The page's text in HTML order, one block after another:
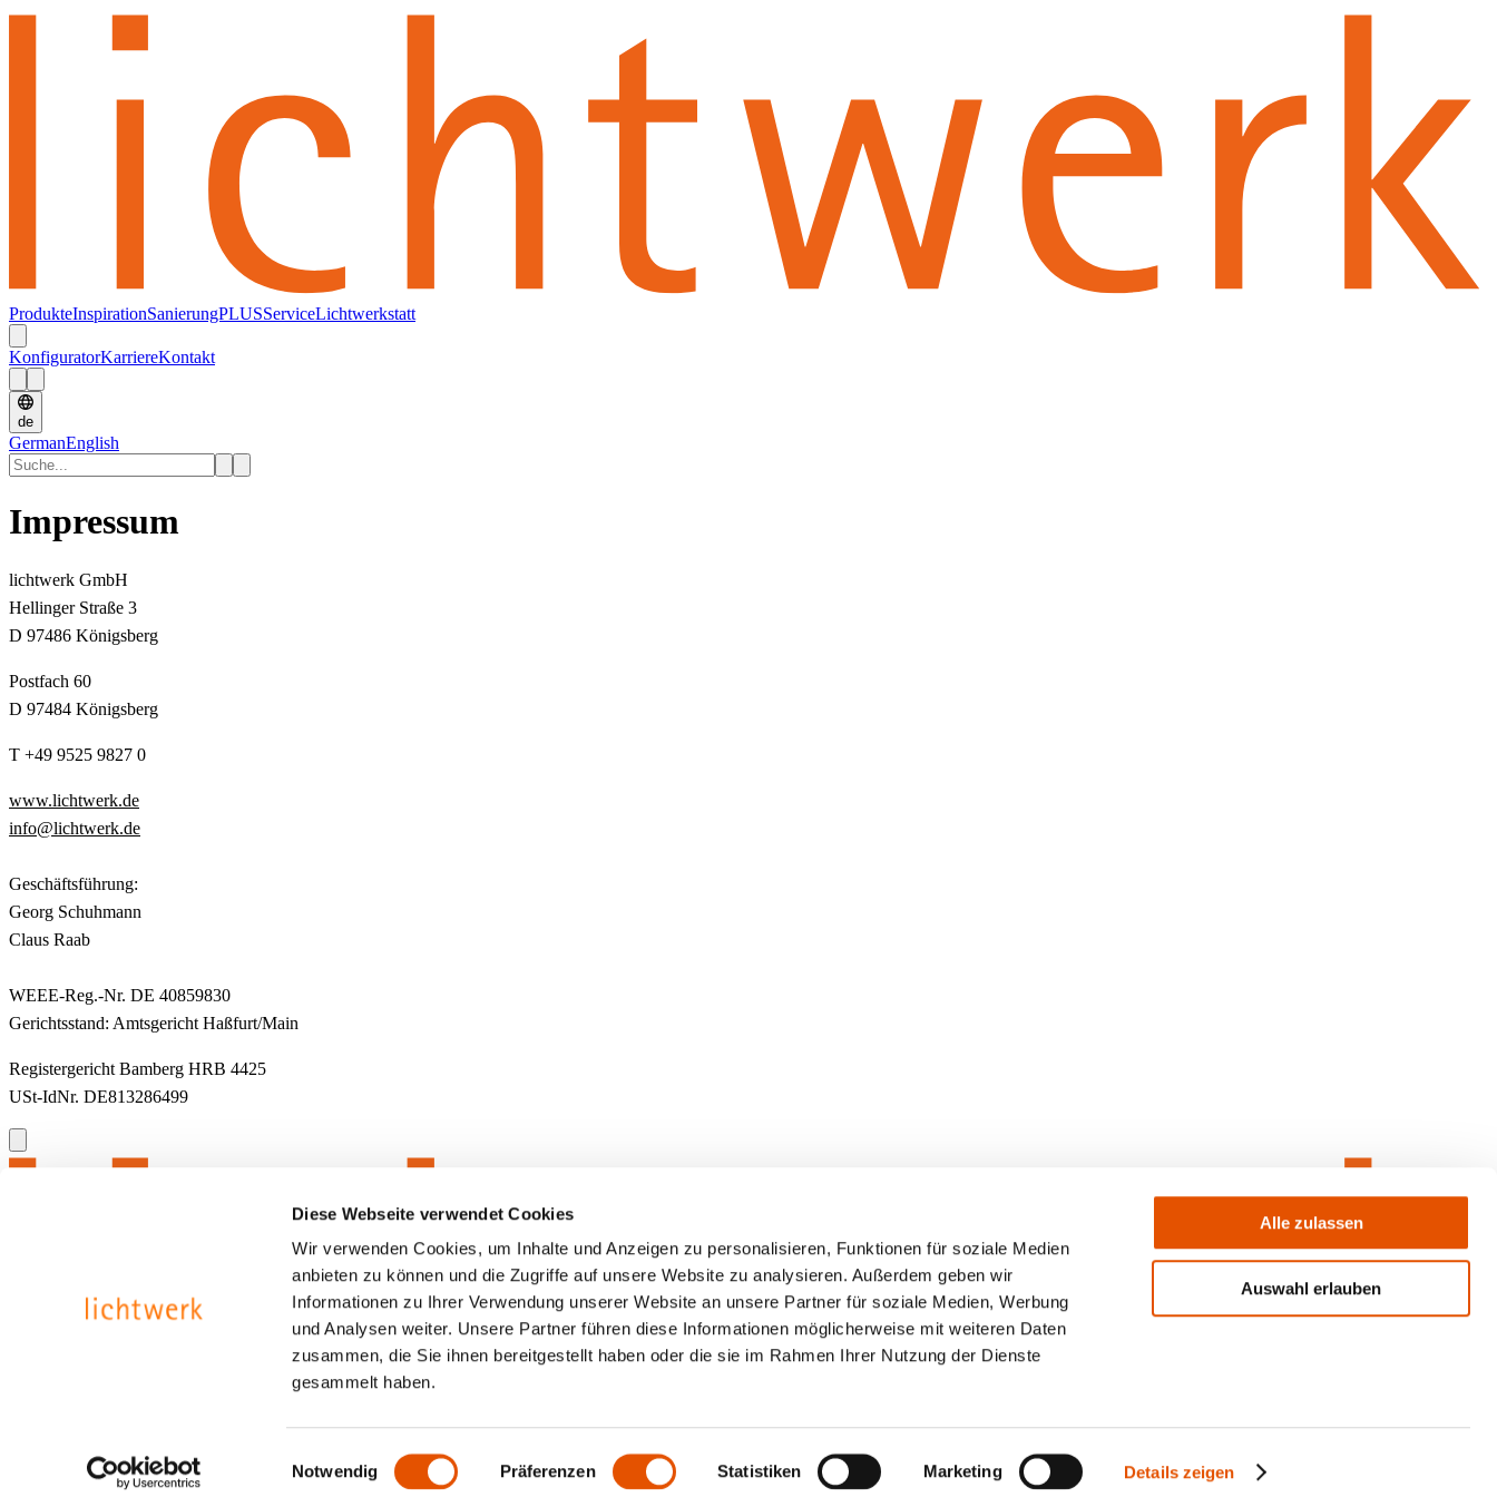
Diese Webseite verwendet Cookies
Wir verwenden Cookies, um Inhalte und Anzeigen zu personalisieren, Funktionen für soziale Medien
anbieten zu können und die Zugriffe auf unsere Website zu analysieren. Außerdem geben wir
Informationen zu Ihrer Verwendung unserer Website an unsere Partner für soziale Medien, Werbung
und Analysen weiter. Unsere Partner führen diese Informationen möglicherweise mit weiteren Daten
zusammen, die Sie ihnen bereitgestellt haben oder die sie im Rahmen Ihrer Nutzung der Dienste
gesammelt haben.
Einwilligungsauswahl
Notwendig Präferenzen Statistiken Marketing Details zeigen
Alle zulassen
Auswahl erlauben
ProdukteInspirationSanierungPLUSServiceLichtwerkstatt
KonfiguratorKarriereKontakt
de
GermanEnglish
Impressum
lichtwerk GmbH
Hellinger Straße 3
D 97486 Königsberg
Postfach 60
D 97484 Königsberg
T +49 9525 9827 0
www.lichtwerk.de
info@lichtwerk.de
Geschäftsführung:
Georg Schuhmann
Claus Raab
WEEE-Reg.-Nr. DE 40859830
Gerichtsstand: Amtsgericht Haßfurt/Main
Registergericht Bamberg HRB 4425
USt-IdNr. DE813286499
Datenschutz Impressum
Inspired by light.